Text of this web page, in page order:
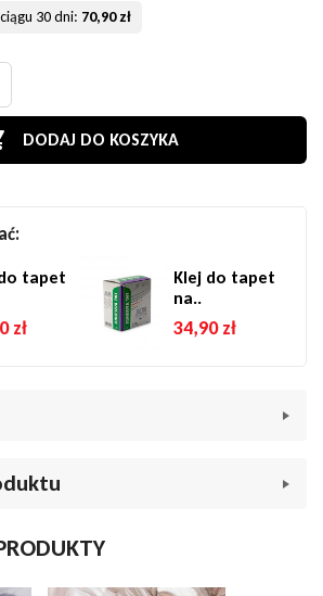
30 dni: 70,90 zł
DODAJ DO KOSZYKA
tapet
zł
Klej do tapet
na..
34,90 zł
Platinum 4618-01